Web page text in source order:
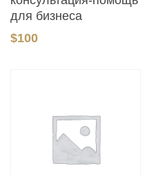
для бизнеса
$100